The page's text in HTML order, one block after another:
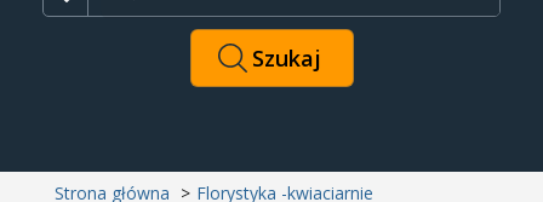
Strona główna
Florystyka -kwiaciarnie